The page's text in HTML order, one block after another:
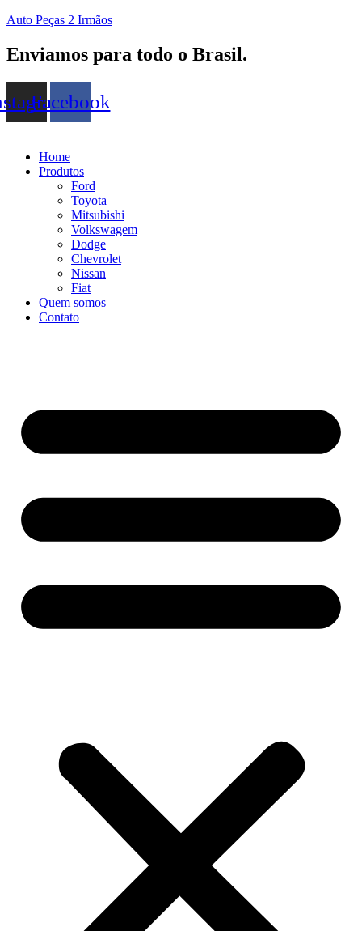
Auto Peças 2 Irmãos
Enviamos para todo o Brasil.
Facebook
Home
Produtos
Ford
Toyota
Mitsubishi
Volkswagem
Dodge
Chevrolet
Nissan
Fiat
Quem somos
Contato